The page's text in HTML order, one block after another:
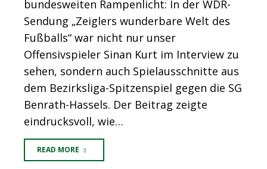
bundesweiten Rampenlicht: In der WDR-
Sendung „Zeiglers wunderbare Welt des
Fußballs“ war nicht nur unser
Offensivspieler Sinan Kurt im Interview zu
sehen, sondern auch Spielausschnitte aus
dem Bezirksliga-Spitzenspiel gegen die SG
Benrath-Hassels. Der Beitrag zeigte
eindrucksvoll, wie…
READ MORE